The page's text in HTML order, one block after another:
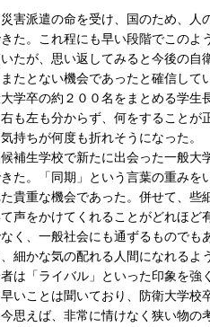
害派遣の命を受け、国のため、人
た。これ程にも早い段階でこのよ
たが、思い返してみると今後の自
たとない機会であったと確信して
学卒の約２００名をまとめる学生
も左も分からず、何をすることが
持ちが何度も折れそうになった。
補生学校で新たに出会った一般大
た。「同期」という言葉の重みを
貴重な機会であった。併せて、些
声をかけてくれることがどれほど
く、一般社会にも通ずるものでも
細かな気の配れる人間になれるよ
は「ライバル」といった印象を強
いことは聞いており、防衛大学校
思えば、非常に情けなく狭い物の